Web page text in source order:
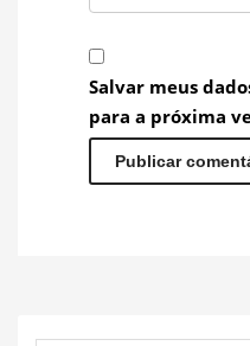
Salvar meus
para a próxima